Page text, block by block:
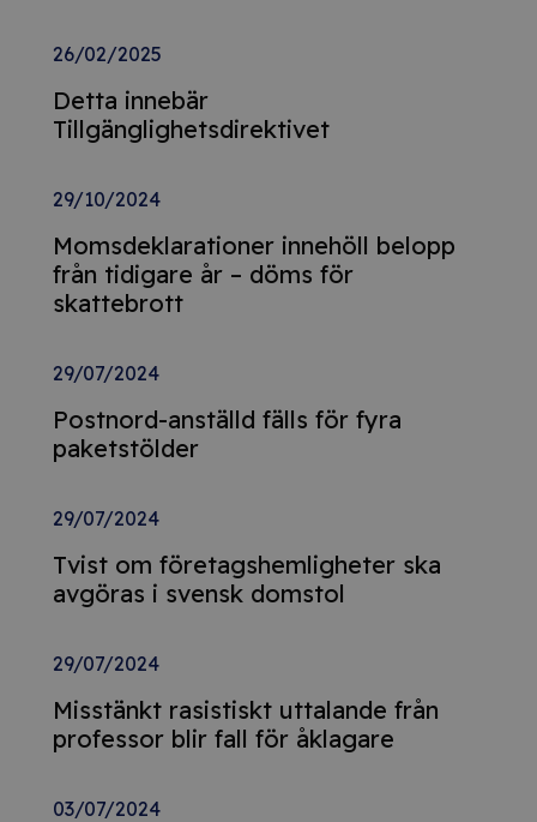
26/02/2025
Detta innebär
Tillgänglighetsdirektivet
29/10/2024
Momsdeklarationer innehöll belopp
från tidigare år – döms för
skattebrott
29/07/2024
Postnord-anställd fälls för fyra
paketstölder
29/07/2024
Tvist om företagshemligheter ska
avgöras i svensk domstol
29/07/2024
Misstänkt rasistiskt uttalande från
professor blir fall för åklagare
03/07/2024